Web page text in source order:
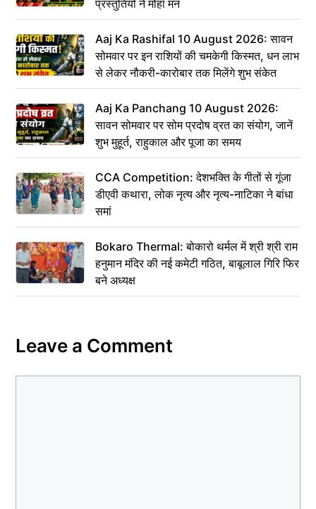
प्रस्तुतियों ने मोहा मन
Aaj Ka Rashifal 10 August 2026: सावन
सोमवार पर इन राशियों की चमकेगी किस्मत, धन लाभ
से लेकर नौकरी-कारोबार तक मिलेंगे शुभ संकेत
Aaj Ka Panchang 10 August 2026:
सावन सोमवार पर सोम प्रदोष व्रत का संयोग, जानें
शुभ मुहूर्त, राहुकाल और पूजा का समय
CCA Competition: देशभक्ति के गीतों से गूंजा
डीएवी कथारा, लोक नृत्य और नृत्य-नाटिका ने बांधा
समां
Bokaro Thermal: बोकारो थर्मल में श्री श्री राम
हनुमान मंदिर की नई कमेटी गठित, बाबूलाल गिरि फिर
बने अध्यक्ष
Leave a Comment